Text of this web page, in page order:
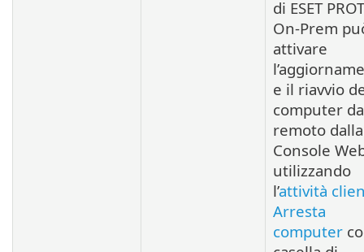
di ESET
On-Prem
attivare
e il riavvio
computer da
remoto dalla
Console
utilizzando
l’attività
Arresta
computer